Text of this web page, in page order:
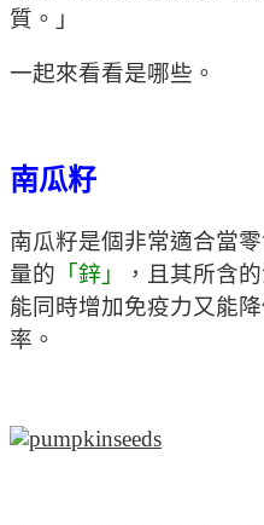
質。」
一起來看看是哪些。
南瓜籽
南瓜籽是個非常適合當
量的 「鋅」
，且其所含
能同時增加免疫力又能
率。